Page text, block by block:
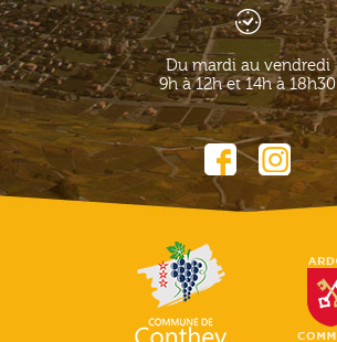
Du mardi au vendredi
9h à 12h et 14h à 18h30